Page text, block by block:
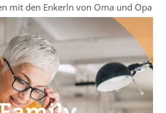
mit den Enkerln von Oma und Opa